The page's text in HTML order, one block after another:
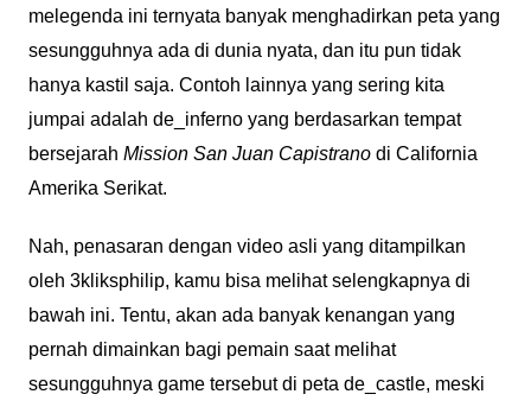
melegenda ini ternyata banyak menghadirkan peta yang
sesungguhnya ada di dunia nyata, dan itu pun tidak
hanya kastil saja. Contoh lainnya yang sering kita
jumpai adalah de_inferno yang berdasarkan tempat
bersejarah Mission San Juan Capistrano di California
Amerika Serikat.
Nah, penasaran dengan video asli yang ditampilkan
oleh 3kliksphilip, kamu bisa melihat selengkapnya di
bawah ini. Tentu, akan ada banyak kenangan yang
pernah dimainkan bagi pemain saat melihat
sesungguhnya game tersebut di peta de_castle, meski